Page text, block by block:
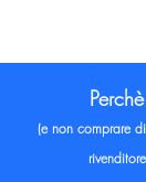
(e non comprare